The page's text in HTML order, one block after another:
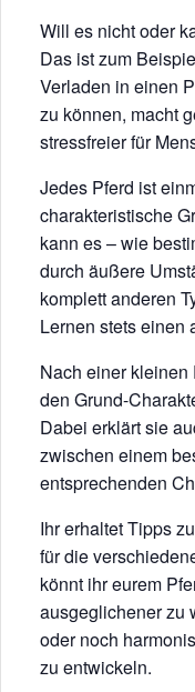
Will es nicht oder
Das ist zum
Verladen in einen
zu können, macht
stressfreier für
Jedes Pferd ist
charakteristische
kann es – wie
durch äußere
komplett anderen
Lernen stets einen
Nach einer
den Grund-
Dabei erklärt sie
zwischen einem
entsprechenden
Ihr erhaltet Tipps
für die
könnt ihr eurem
ausgeglichener zu
oder noch
zu entwickeln.